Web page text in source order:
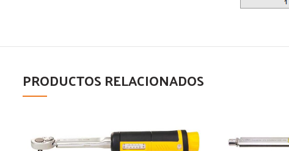
PRODUCTOS RELACIONADOS